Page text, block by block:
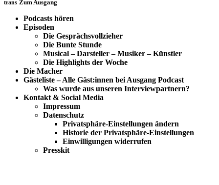
trans Zum Ausgang
Podcasts hören
Episoden
Die Gesprächsvollzieher
Die Bunte Stunde
Musical – Darsteller – Musiker – Künstler
Die Highlights der Woche
Die Macher
Gästeliste – Alle Gäst:innen bei Ausgang Podcast
Was wurde aus unseren Interviewpartnern?
Kontakt & Social Media
Impressum
Datenschutz
Privatsphäre-Einstellungen ändern
Historie der Privatsphäre-Einstellungen
Einwilligungen widerrufen
Presskit